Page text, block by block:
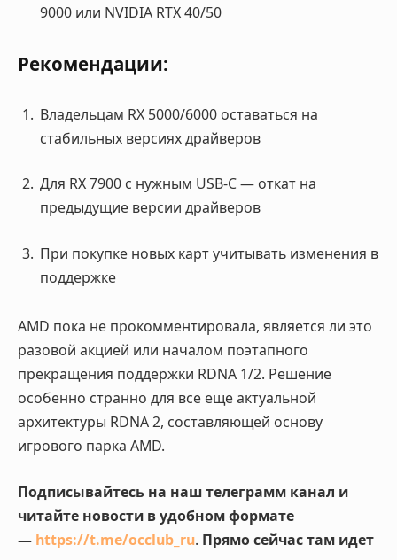
9000 или NVIDIA RTX 40/50
Рекомендации:
Владельцам RX 5000/6000 оставаться на
стабильных версиях драйверов
Для RX 7900 с нужным USB-C — откат на
предыдущие версии драйверов
При покупке новых карт учитывать изменения в
поддержке
AMD пока не прокомментировала, является ли это
разовой акцией или началом поэтапного
прекращения поддержки RDNA 1/2. Решение
особенно странно для все еще актуальной
архитектуры RDNA 2, составляющей основу
игрового парка AMD.
Подписывайтесь на наш телеграмм канал и
читайте новости в удобном формате
— https://t.me/occlub_ru. Прямо сейчас там идет